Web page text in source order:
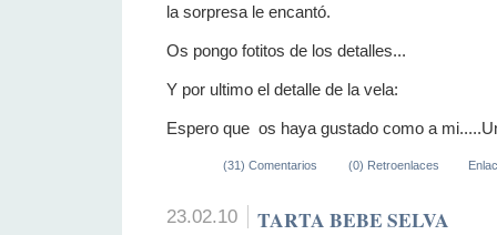
la sorpresa le encantó.
Os pongo fotitos de los detalles...
Y por ultimo el detalle de la vela:
Espero que os haya gustado como a
(31) Comentarios (0) Retroenlaces
23.02.10 TARTA BEBE SELVA